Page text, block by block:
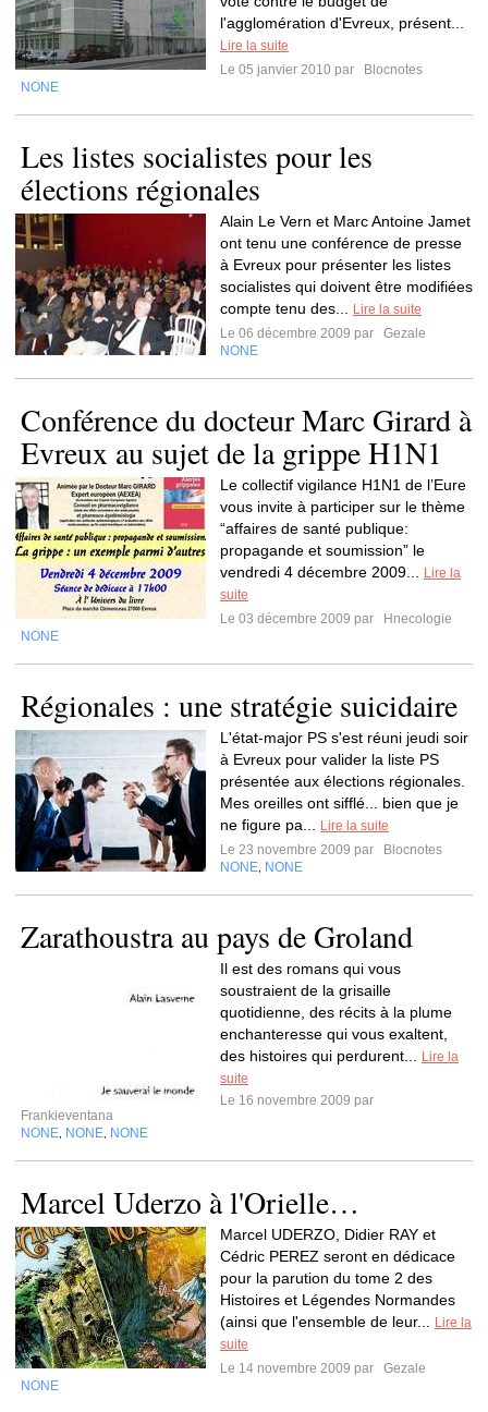
l'agglomération d'Evreux, présent...
Lire la suite
Le 05 janvier 2010 par
Blocnotes
NONE
Les listes socialistes pour les
élections régionales
Alain Le Vern et Marc Antoine Jamet
ont tenu une conférence de presse
à Evreux pour présenter les listes
socialistes qui doivent être modifiées
compte tenu des...
Lire la suite
Le 06 décembre 2009 par
Gezale
NONE
Conférence du docteur Marc Girard à
Evreux au sujet de la grippe H1N1
Le collectif vigilance H1N1 de l’Eure
vous invite à participer sur le thème
“affaires de santé publique:
propagande et soumission” le
vendredi 4 décembre 2009...
Lire la
suite
Le 03 décembre 2009 par
Hnecologie
NONE
Régionales : une stratégie suicidaire
L'état-major PS s'est réuni jeudi soir
à Evreux pour valider la liste PS
présentée aux élections régionales.
Mes oreilles ont sifflé... bien que je
ne figure pa...
Lire la suite
Le 23 novembre 2009 par
Blocnotes
NONE NONE
Zarathoustra au pays de Groland
Il est des romans qui vous
soustraient de la grisaille
quotidienne, des récits à la plume
enchanteresse qui vous exaltent,
des histoires qui perdurent...
Lire la
suite
Le 16 novembre 2009 par
Frankieventana
NONE NONE NONE
Marcel Uderzo à l'Orielle…
Marcel UDERZO, Didier RAY et
Cédric PEREZ seront en dédicace
pour la parution du tome 2 des
Histoires et Légendes Normandes
(ainsi que l'ensemble de leur...
Lire la
suite
Le 14 novembre 2009 par
Gezale
NONE